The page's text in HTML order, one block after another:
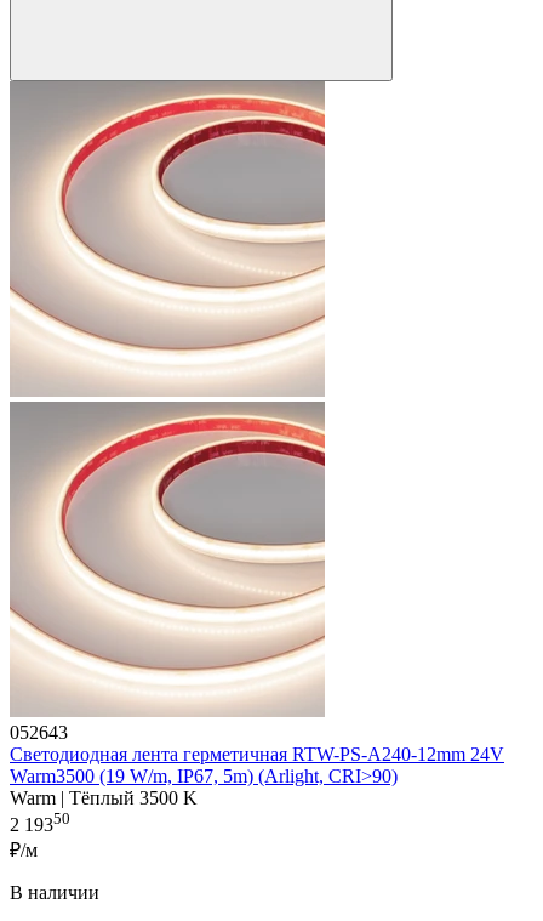
052643
Светодиодная лента герметичная RTW-PS-A240-12mm 24V
Warm3500 (19 W/m, IP67, 5m) (Arlight, CRI>90)
Warm | Тёплый 3500 K
2 19350
₽/м
В наличии